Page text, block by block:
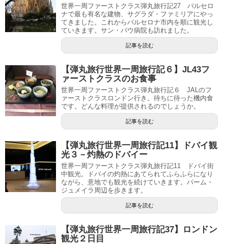
世界一周ファーストクラス弾丸旅行記27 バルセロ
ナで最も有名な建物、サグラダ・ファミリアにやっ
てきました。これからバルセロナ市内を順に観光し
ていきます。サン・パウ病院も訪れました。
記事を読む
【弾丸旅行世界一周旅行記６】JL43フ
ァーストクラスのお食事
世界一周ファーストクラス弾丸旅行記６ JALのフ
ァーストクラスロンドン行き。待ちに待った機内食
です。どんな料理が提供されるのでしょうか。
記事を読む
【弾丸旅行世界一周旅行記11】ドバイ観
光３－灼熱のドバイー
世界一周ファーストクラス弾丸旅行記11 ドバイ街
中観光。ドバイの灼熱にあてられてふらふらになり
ながら、意地でも観光を続けていきます。パーム・
ジュメイラ周辺を歩きます。
記事を読む
【弾丸旅行世界一周旅行記37】ロンドン
観光２日目